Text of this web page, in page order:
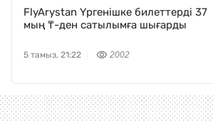
FlyArystan Үргенішке билеттерді 37
мың ₸-ден сатылымға шығарды
5 тамыз, 21:22 2002